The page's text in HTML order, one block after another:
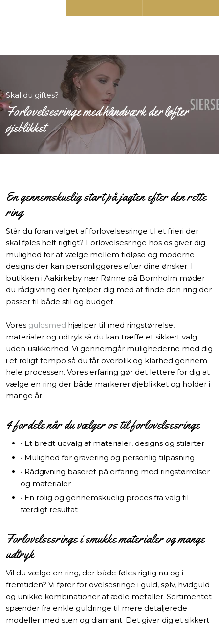
​Skal du giftes?
Forlovelsesringe med håndværk der løfter
øjeblikket
En gennemskuelig start på jagten efter den rette
ring
Står du foran valget af forlovelsesringe til et frieri der
skal føles helt rigtigt? Forlovelsesringe hos os giver dig
mulighed for at vælge mellem tidløse og moderne
designs der kan personliggøres efter dine ønsker. I
butikken i Aakirkeby nær Rønne på Bornholm møder
du rådgivning der hjælper dig med at finde den ring der
passer til både stil og budget.
Vores guldsmed hjælper til med ringstørrelse,
materialer og udtryk så du kan træffe et sikkert valg
uden usikkerhed. Vi gennemgår mulighederne med dig
i et roligt tempo så du får overblik og klarhed gennem
hele processen. Vores erfaring gør det lettere for dig at
vælge en ring der både markerer øjeblikket og holder i
mange år.
4 fordele når du vælger os til forlovelsesringe
• Et bredt udvalg af materialer, designs og stilarter
• Mulighed for gravering og personlig tilpasning
• Rådgivning baseret på erfaring med ringstørrelser
og materialer
• En rolig og gennemskuelig proces fra valg til
færdigt resultat
Forlovelsesringe i smukke materialer og mange
udtryk
Vil du vælge en ring, der både føles rigtig nu og i
fremtiden? Vi fører forlovelsesringe i guld, sølv, hvidguld
og unikke kombinationer af ædle metaller. Sortimentet
spænder fra enkle guldringe til mere detaljerede
modeller med sten og diamant. Det giver dig et sikkert